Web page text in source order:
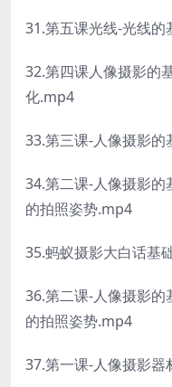
31.第五课光线-光线的
32.第四课人像摄影的
化.mp4
33.第三课-人像摄影
34.第二课-人像摄影
的拍照姿势.mp4
35.蚂蚁摄影大白话基
36.第二课-人像摄影
的拍照姿势.mp4
37.第一课-人像摄影